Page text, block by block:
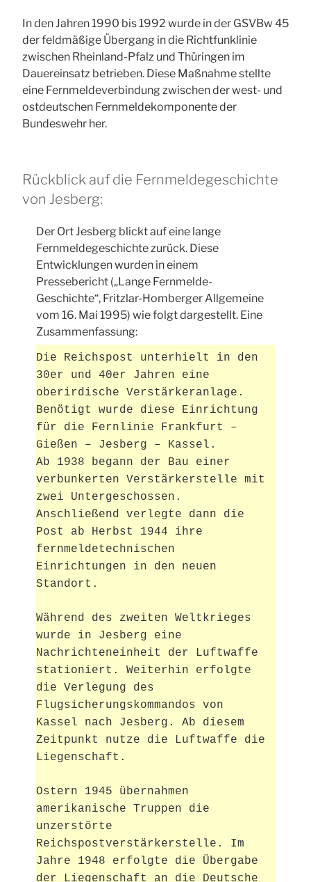
In den Jahren 1990 bis 1992 wurde in der GSVBw 45
der feldmäßige Übergang in die Richtfunklinie
zwischen Rheinland-Pfalz und Thüringen im
Dauereinsatz betrieben. Diese Maßnahme stellte
eine Fernmeldeverbindung zwischen der west- und
ostdeutschen Fernmeldekomponente der
Bundeswehr her.
Rückblick auf die Fernmeldegeschichte
von Jesberg:
Der Ort Jesberg blickt auf eine lange
Fernmeldegeschichte zurück. Diese
Entwicklungen wurden in einem
Pressebericht („Lange Fernmelde-
Geschichte“, Fritzlar-Homberger Allgemeine
vom 16. Mai 1995) wie folgt dargestellt. Eine
Zusammenfassung:
Die Reichspost unterhielt in den
30er und 40er Jahren eine
oberirdische Verstärkeranlage.
Benötigt wurde diese Einrichtung
für die Fernlinie Frankfurt –
Gießen – Jesberg – Kassel.
Ab 1938 begann der Bau einer
verbunkerten Verstärkerstelle mit
zwei Untergeschossen.
Anschließend verlegte dann die
Post ab Herbst 1944 ihre
fernmeldetechnischen
Einrichtungen in den neuen
Standort.
Während des zweiten Weltkrieges
wurde in Jesberg eine
Nachrichteneinheit der Luftwaffe
stationiert. Weiterhin erfolgte
die Verlegung des
Flugsicherungskommandos von
Kassel nach Jesberg. Ab diesem
Zeitpunkt nutze die Luftwaffe die
Liegenschaft.
Ostern 1945 übernahmen
amerikanische Truppen die
unzerstörte
Reichspostverstärkerstelle. Im
Jahre 1948 erfolgte die Übergabe
der Liegenschaft an die Deutsche